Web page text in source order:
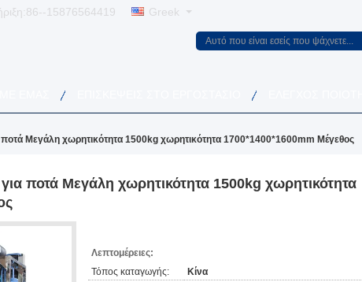
86--15876564419 Greek
Μεγάλη χωρητικότητα 1500kg χωρητικότητα 1700*1400*1600mm Μέγεθος
ποτά Μεγάλη χωρητικότητα 1500kg χωρητικότητα
Λεπτομέρειες:
Τόπος καταγωγής:
Κίνα